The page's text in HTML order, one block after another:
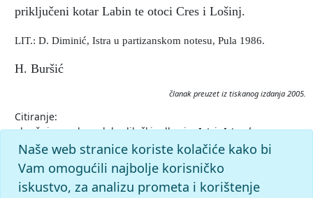
priključeni kotar Labin te otoci Cres i Lošinj.
LIT.: D. Diminić, Istra u partizanskom notesu, Pula 1986.
H. Buršić
članak preuzet iz tiskanog izdanja 2005.
Citiranje:
okružni narodnooslobodilački odbori u Istri.Istarska
enciklopedija (2005), mrežno izdanje.Leksikografski zavod
Miroslav Krleža, 2026. Pristupljeno 6.8.2026.
<https://istra.lzmk.hr/clanak/okruzni-narodnooslobodilacki-
odbori-u-istri>.
Naše web stranice koriste kolačiće kako bi
Vam omogućili najbolje korisničko
iskustvo, za analizu prometa i korištenje